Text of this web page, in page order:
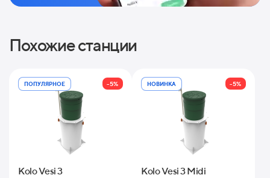
Похожие станции
ПОПУЛЯРНОЕ -5%
Kolo Vesi 3
НОВИНКА -5%
Kolo Vesi 3 Midi